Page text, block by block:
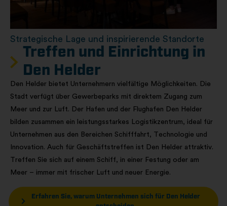
Strategische Lage und inspirierende Standorte
Treffen und Einrichtung in
Den Helder
Den Helder bietet Unternehmern vielfältige Möglichkeiten. Die
Stadt verfügt über Gewerbeparks mit direktem Zugang zum
Meer und zur Luft. Der Hafen und der Flughafen Den Helder
bilden zusammen ein leistungsstarkes Logistikzentrum, ideal für
Unternehmen aus den Bereichen Schifffahrt, Technologie und
Innovation. Auch für Geschäftstreffen ist Den Helder attraktiv.
Treffen Sie sich auf einem Schiff, in einer Festung oder am
Meer – immer mit frischer Luft und neuer Energie.
Erfahren Sie, warum Unternehmen sich für Den Helder